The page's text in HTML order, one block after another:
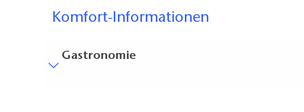
Komfort-Informationen
Gastronomie